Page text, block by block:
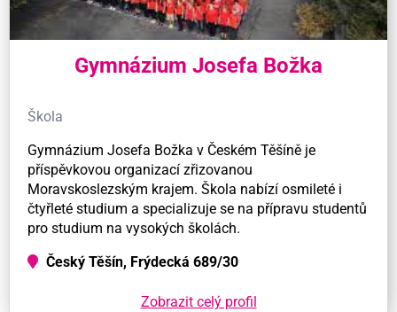
Gymnázium Josefa Božka
Škola
Gymnázium Josefa Božka v Českém Těšíně je
příspěvkovou organizací zřizovanou
Moravskoslezským krajem. Škola nabízí osmileté i
čtyřleté studium a specializuje se na přípravu studentů
pro studium na vysokých školách.
Český Těšín, Frýdecká 689/30
Zobrazit celý profil